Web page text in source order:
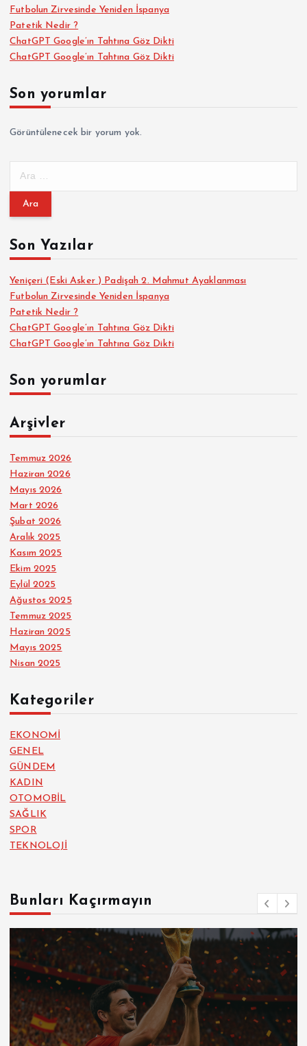
Futbolun Zirvesinde Yeniden İspanya
Patetik Nedir ?
ChatGPT Google’ın Tahtına Göz Dikti
ChatGPT Google’ın Tahtına Göz Dikti
Son yorumlar
Görüntülenecek bir yorum yok.
m
:Son Yazılar
Yeniçeri (Eski Asker ) Padişah 2. Mahmut Ayaklanması
Futbolun Zirvesinde Yeniden İspanya
Patetik Nedir ?
ChatGPT Google’ın Tahtına Göz Dikti
ChatGPT Google’ın Tahtına Göz Dikti
Son yorumlar
Arşivler
Temmuz 2026
Haziran 2026
Mayıs 2026
Mart 2026
Şubat 2026
Aralık 2025
Kasım 2025
Ekim 2025
Eylül 2025
Ağustos 2025
Temmuz 2025
Haziran 2025
Mayıs 2025
Nisan 2025
Kategoriler
EKONOMİ
GENEL
GÜNDEM
KADIN
OTOMOBİL
SAĞLIK
SPOR
TEKNOLOJİ
Bunları Kaçırmayın